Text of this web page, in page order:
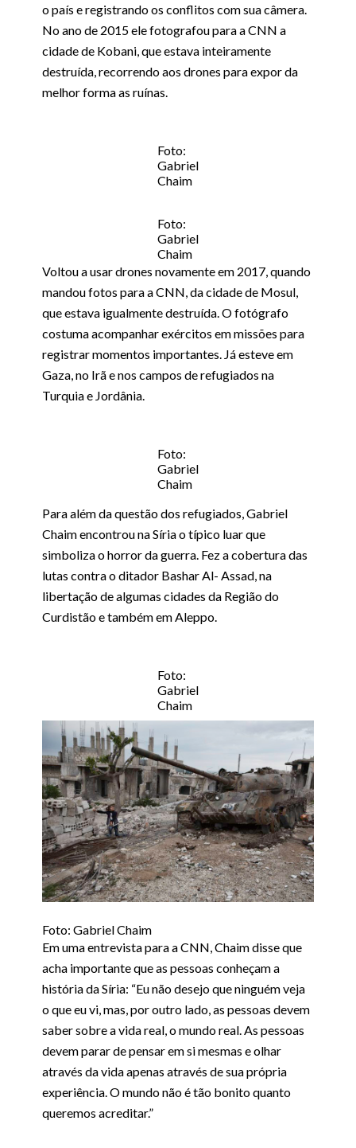
o país e registrando os conflitos com sua câmera.
No ano de 2015 ele fotografou para a CNN a
cidade de Kobani, que estava inteiramente
destruída, recorrendo aos drones para expor da
melhor forma as ruínas.
Foto:
Gabriel
Chaim
Foto:
Gabriel
Chaim
Voltou a usar drones novamente em 2017, quando
mandou fotos para a CNN, da cidade de Mosul,
que estava igualmente destruída. O fotógrafo
costuma acompanhar exércitos em missões para
registrar momentos importantes. Já esteve em
Gaza, no Irã e nos campos de refugiados na
Turquia e Jordânia.
Foto:
Gabriel
Chaim
Para além da questão dos refugiados, Gabriel
Chaim encontrou na Síria o típico luar que
simboliza o horror da guerra. Fez a cobertura das
lutas contra o ditador Bashar Al- Assad, na
libertação de algumas cidades da Região do
Curdistão e também em Aleppo.
Foto:
Gabriel
Chaim
Foto: Gabriel Chaim
Em uma entrevista para a CNN, Chaim disse que
acha importante que as pessoas conheçam a
história da Síria: “Eu não desejo que ninguém veja
o que eu vi, mas, por outro lado, as pessoas devem
saber sobre a vida real, o mundo real. As pessoas
devem parar de pensar em si mesmas e olhar
através da vida apenas através de sua própria
experiência. O mundo não é tão bonito quanto
queremos acreditar.”